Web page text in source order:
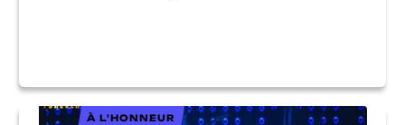
À L'HONNEUR